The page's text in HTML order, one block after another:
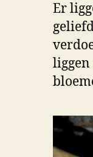
Er
liggen